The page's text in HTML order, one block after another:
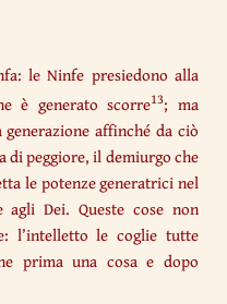
le Ninfe presiedono alla
è generato scorre13; ma
affinché da ciò
di peggiore, il demiurgo che
le potenze generatrici nel
agli Dei. Queste cose non
l’intelletto le coglie tutte
prima una cosa e dopo